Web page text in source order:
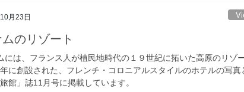
月23日
のリゾート
には、フランス人が植民地時代の１９世紀に拓いた高原のリゾ
に創設された、フレンチ・コロニアルスタイルのホテルの写真
旅館」誌11月号に掲載しています。